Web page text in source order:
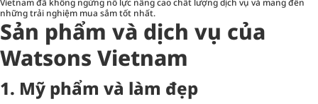
những trải nghiệm mua sắm tốt nhất.
Sản phẩm và dịch vụ của
Watsons Vietnam
1. Mỹ phẩm và làm đẹp